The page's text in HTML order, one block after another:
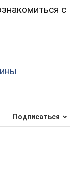
с
Подписаться